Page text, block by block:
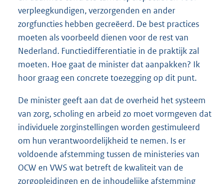
verpleegkundigen, verzorgenden en ander
zorgfuncties hebben gecreëerd. De best practices
moeten als voorbeeld dienen voor de rest van
Nederland. Functiedifferentiatie in de praktijk zal
moeten. Hoe gaat de minister dat aanpakken? Ik
hoor graag een concrete toezegging op dit punt.
De minister geeft aan dat de overheid het systeem
van zorg, scholing en arbeid zo moet vormgeven dat
individuele zorginstellingen worden gestimuleerd
om hun verantwoordelijkheid te nemen. Is er
voldoende afstemming tussen de ministeries van
OCW en VWS wat betreft de kwaliteit van de
zorgopleidingen en de inhoudelijke afstemming